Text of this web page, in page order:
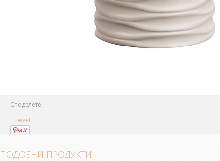
Споделете:
Tweet
ПОДОБНИ ПРОДУКТИ